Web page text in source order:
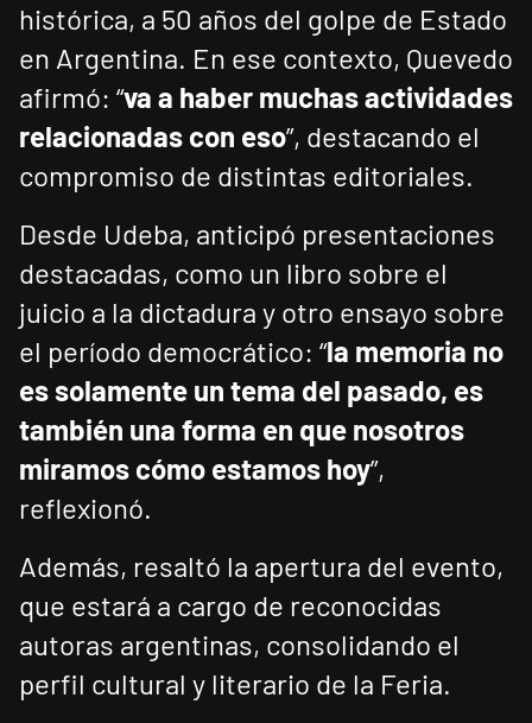
histórica, a 50 años del golpe de Estado
en Argentina. En ese contexto, Quevedo
afirmó: “va a haber muchas actividades
relacionadas con eso”, destacando el
compromiso de distintas editoriales.
Desde Udeba, anticipó presentaciones
destacadas, como un libro sobre el
juicio a la dictadura y otro ensayo sobre
el período democrático: “la memoria no
es solamente un tema del pasado, es
también una forma en que nosotros
miramos cómo estamos hoy”,
reflexionó.
Además, resaltó la apertura del evento,
que estará a cargo de reconocidas
autoras argentinas, consolidando el
perfil cultural y literario de la Feria.